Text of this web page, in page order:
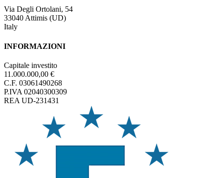
Via Degli Ortolani, 54
33040 Attimis (UD)
Italy
INFORMAZIONI
Capitale investito
11.000.000,00 €
C.F. 03061490268
P.IVA 02040300309
REA UD-231431